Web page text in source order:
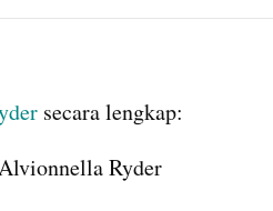
secara lengkap:
Ryder